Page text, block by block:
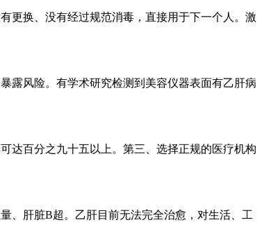
更换、没有经过规范消毒，直接用于下一个人。激
露风险。有学术研究检测到美容仪器表面有乙肝病
达百分之九十五以上。第三、选择正规的医疗机构
、肝脏B超。乙肝目前无法完全治愈，对生活、工